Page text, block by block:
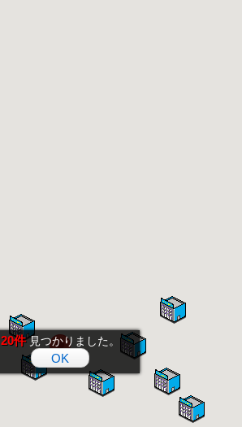
20件見つかりました。
OK